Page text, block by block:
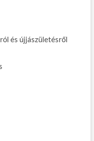
és újjászületésről